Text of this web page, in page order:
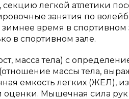
легкой атлетики
занятия по
время в спортивном
в спортивном зале.
масса тела) с
(отношение массы тела,
емкость легких (ЖЕЛ),
оценки. Мышечная сила